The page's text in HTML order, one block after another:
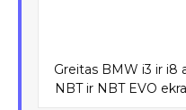
Greitas BMW i3 ir i8
NBT ir NBT EVO